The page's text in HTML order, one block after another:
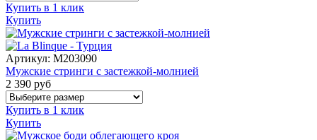
Купить в 1 клик
Купить
Артикул: M203090
Мужские стринги с застежкой-молнией
2 390 руб
Купить в 1 клик
Купить